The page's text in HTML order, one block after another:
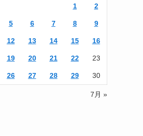
1 2
5 6 7 8 9
12 13 14 15 16
19 20 21 22 23
26 27 28 29 30
7月 »